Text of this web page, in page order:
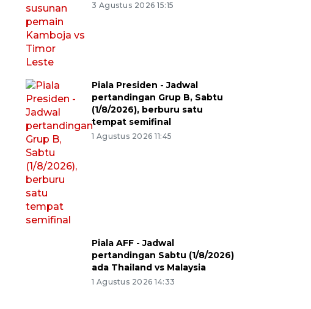
3 Agustus 2026 15:15
Piala Presiden - Jadwal
pertandingan Grup B, Sabtu
(1/8/2026), berburu satu
tempat semifinal
1 Agustus 2026 11:45
Piala AFF - Jadwal
pertandingan Sabtu (1/8/2026)
ada Thailand vs Malaysia
1 Agustus 2026 14:33